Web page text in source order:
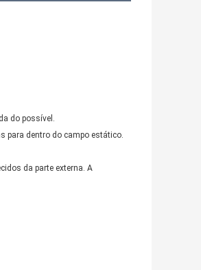
do possível.
para dentro do campo estático.
da parte externa. A